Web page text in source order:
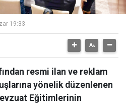
19:33
resmi ilan ve reklam
yönelik düzenlenen
Eğitimlerinin